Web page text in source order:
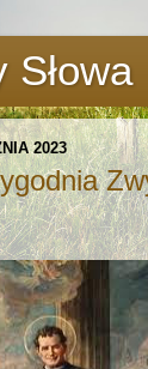
Słowa
2023